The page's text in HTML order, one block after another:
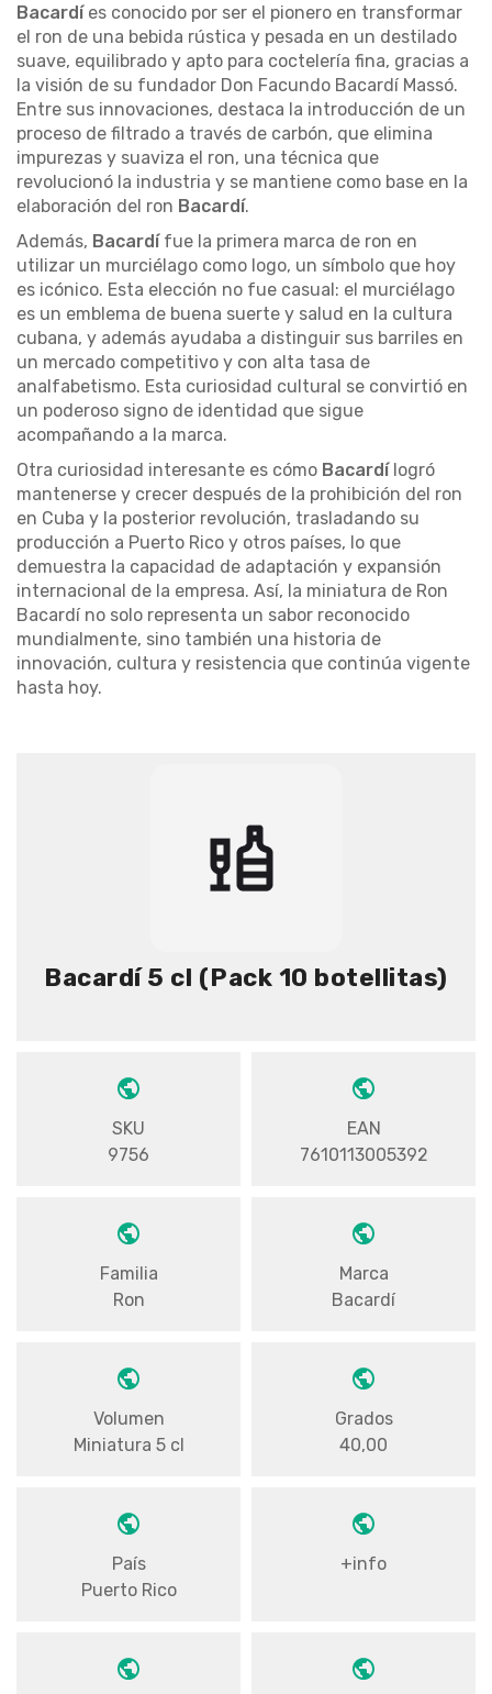
Bacardí es conocido por ser el pionero en transformar
el ron de una bebida rústica y pesada en un destilado
suave, equilibrado y apto para coctelería fina, gracias a
la visión de su fundador Don Facundo Bacardí Massó.
Entre sus innovaciones, destaca la introducción de un
proceso de filtrado a través de carbón, que elimina
impurezas y suaviza el ron, una técnica que
revolucionó la industria y se mantiene como base en la
elaboración del ron Bacardí.
Además, Bacardí fue la primera marca de ron en
utilizar un murciélago como logo, un símbolo que hoy
es icónico. Esta elección no fue casual: el murciélago
es un emblema de buena suerte y salud en la cultura
cubana, y además ayudaba a distinguir sus barriles en
un mercado competitivo y con alta tasa de
analfabetismo. Esta curiosidad cultural se convirtió en
un poderoso signo de identidad que sigue
acompañando a la marca.
Otra curiosidad interesante es cómo Bacardí logró
mantenerse y crecer después de la prohibición del ron
en Cuba y la posterior revolución, trasladando su
producción a Puerto Rico y otros países, lo que
demuestra la capacidad de adaptación y expansión
internacional de la empresa. Así, la miniatura de Ron
Bacardí no solo representa un sabor reconocido
mundialmente, sino también una historia de
innovación, cultura y resistencia que continúa vigente
hasta hoy.
Bacardí 5 cl (Pack 10 botellitas)
SKU
9756
EAN
7610113005392
Familia
Ron
Marca
Bacardí
Volumen
Miniatura 5 cl
Grados
40,00
País
Puerto Rico
+info